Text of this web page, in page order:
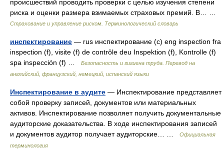
происшествий проводить проверки с целью изучения степени
риска и оценки размера взимаемых страховых премий. В… …
Страхование и управление риском. Терминологический словарь
инспектирование — rus инспектирование (с) eng inspection fra
inspection (f), visite (f) de contrôle deu Inspektion (f), Kontrolle (f)
spa inspección (f) …
Безопасность и гигиена труда. Перевод на
английский, французский, немецкий, испанский языки
Инспектирование в аудите — Инспектирование представляет
собой проверку записей, документов или материальных
активов. Инспектирование позволяет получить документальные
аудиторские доказательства. В ходе инспектирования записей
и документов аудитор получает аудиторские… …
Официальная
терминология